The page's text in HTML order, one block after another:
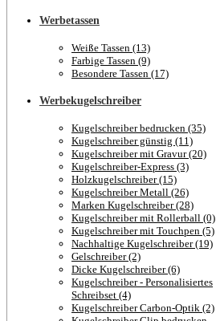
Werbetassen
Weiße Tassen (13)
Farbige Tassen (9)
Besondere Tassen (17)
Werbekugelschreiber
Kugelschreiber bedrucken (35)
Kugelschreiber günstig (11)
Kugelschreiber mit Gravur (20)
Kugelschreiber-Express (3)
Holzkugelschreiber (15)
Kugelschreiber Metall (26)
Marken Kugelschreiber (28)
Kugelschreiber mit Rollerball (0)
Kugelschreiber mit Touchpen (5)
Nachhaltige Kugelschreiber (19)
Gelschreiber (2)
Dicke Kugelschreiber (6)
Kugelschreiber - Personalisiertes
Schreibset (4)
Kugelschreiber Carbon-Optik (2)